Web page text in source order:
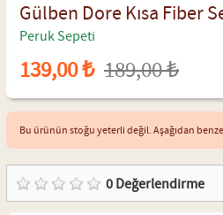
Gülben Dore Kısa Fiber
Peruk Sepeti
139,00 ₺ 189,00 ₺
Bu ürünün stoğu yeterli değil. Aşağıdan
0Değerlendirme